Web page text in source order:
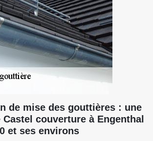
de mise des gouttières : une
couverture à Engenthal
et ses environs